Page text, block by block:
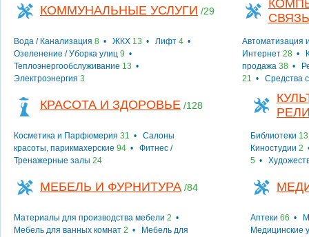
КОММУНАЛЬНЫЕ УСЛУГИ /29
Вода / Канализация 8 • ЖКХ 13 • Лифт 4 •
Озеленение / Уборка улиц 9 •
Теплоэнергообслуживание 13 •
Электроэнергия 3
СВЯЗЬ
Автоматизация
Интернет 28 •
продажа 38 •
21 • Средства
КРАСОТА И ЗДОРОВЬЕ /128
Косметика и Парфюмерия 31 • Салоны
красоты, парикмахерские 94 • Фитнес /
Тренажерные залы 24
Библиотеки 13
Киностудии 2
5 •
МЕБЕЛЬ И ФУРНИТУРА /84
Материалы для производства мебели 2 •
Мебель для ванных комнат 2 •
Мебель для
Аптеки 66 •
Медицинские